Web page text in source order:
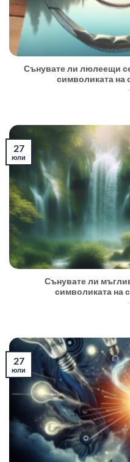
Сънувате ли люлеещи
символиката на
Сънувате ли
символиката на
27
юли
27
юли